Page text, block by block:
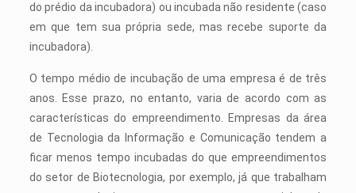
do prédio da incubadora) ou incubada não residente (caso
em que tem sua própria sede, mas recebe suporte da
incubadora).
O tempo médio de incubação de uma empresa é de três
anos. Esse prazo, no entanto, varia de acordo com as
características do empreendimento. Empresas da área
de Tecnologia da Informação e Comunicação tendem a
ficar menos tempo incubadas do que empreendimentos
do setor de Biotecnologia, por exemplo, já que trabalham